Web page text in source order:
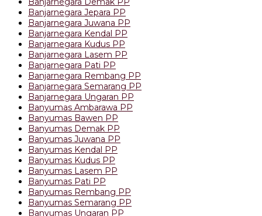
Banjarnegara Jepara PP
Banjarnegara Juwana PP
Banjarnegara Kendal PP
Banjarnegara Kudus PP
Banjarnegara Lasem PP
Banjarnegara Pati PP
Banjarnegara Rembang PP
Banjarnegara Semarang PP
Banjarnegara Ungaran PP
Banyumas Ambarawa PP
Banyumas Bawen PP
Banyumas Demak PP
Banyumas Juwana PP
Banyumas Kendal PP
Banyumas Kudus PP
Banyumas Lasem PP
Banyumas Pati PP
Banyumas Rembang PP
Banyumas Semarang PP
Banyumas Ungaran PP